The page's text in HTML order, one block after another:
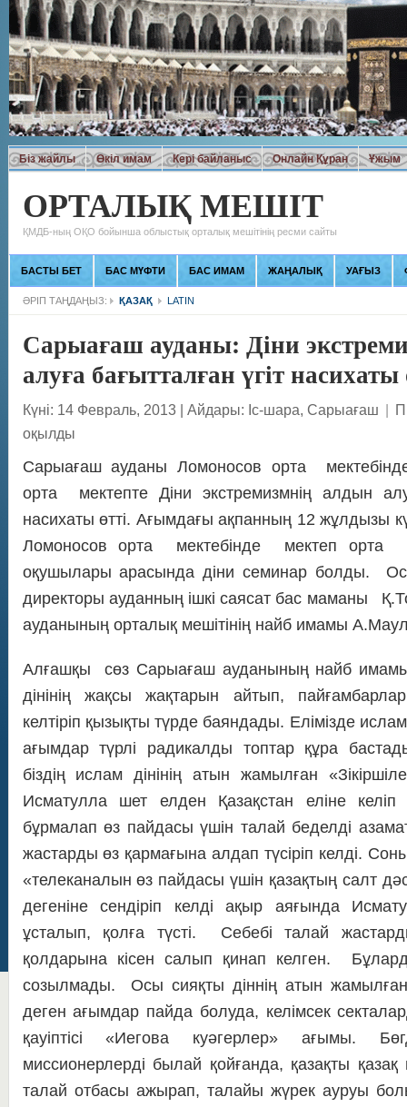
Біз жайлы Өкіл имам Кері байланыс Онлайн Құран Ұжым
ОРТАЛЫҚ МЕШІТ
ҚМДБ-ның ОҚО бойынша облыстық орталық мешітінің ресми сайты
БАСТЫ БЕТ БАС МҮФТИ БАС ИМАМ ЖАҢАЛЫҚ УАҒЫЗ
ӘРІП ТАҢДАҢЫЗ: ҚАЗАҚ LATIN
Сарыағаш ауданы: Діни
алуға бағытталған үгіт насихаты
Күні: 14 Февраль, 2013| Айдары: Іс-шара, Сарыағаш |
оқылды
Сарыағаш ауданы Ломоносов орта
орта мектепте Діни экстремизмнің алдын
насихаты өтті. Ағымдағы ақпанның 12 жұлдызы
Ломоносов орта мектебінде мектеп орта
оқушылары арасында діни семинар болды.
директоры ауданның ішкі саясат бас маманы
ауданының орталық мешітінің найб имамы
Алғашқы сөз Сарыағаш ауданының найб
дінінің жақсы жақтарын айтып, пайғамбарлар
келтіріп қызықты түрде баяндады. Елімізде
ағымдар түрлі радикалды топтар құра
біздің ислам дінінің атын жамылған
Исматулла шет елден Қазақстан еліне келіп
бұрмалап өз пайдасы үшін талай беделді
жастарды өз қармағына алдап түсіріп келді.
«телеканалын өз пайдасы үшін қазақтың салт
дегеніне сендіріп келді ақыр аяғында
ұсталып, қолға түсті. Себебі талай
қолдарына кісен салып қинап келген.
созылмады. Осы сияқты діннің атын
деген ағымдар пайда болуда, келімсек
қауіптісі «Иегова куәгерлер» ағымы.
миссионерлерді былай қойғанда, қазақты
талай отбасы ажырап, талайы жүрек ауруы